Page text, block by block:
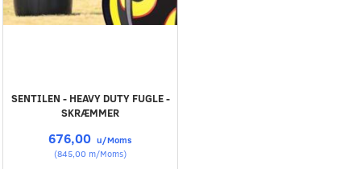
SENTILEN - HEAVY DUTY FUGLE -
SKRÆMMER
676,00 u/Moms
(845,00 m/Moms)